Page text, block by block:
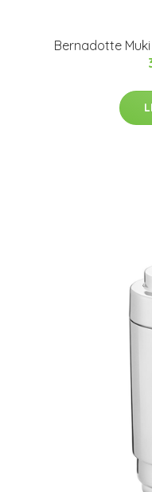
Bernadotte